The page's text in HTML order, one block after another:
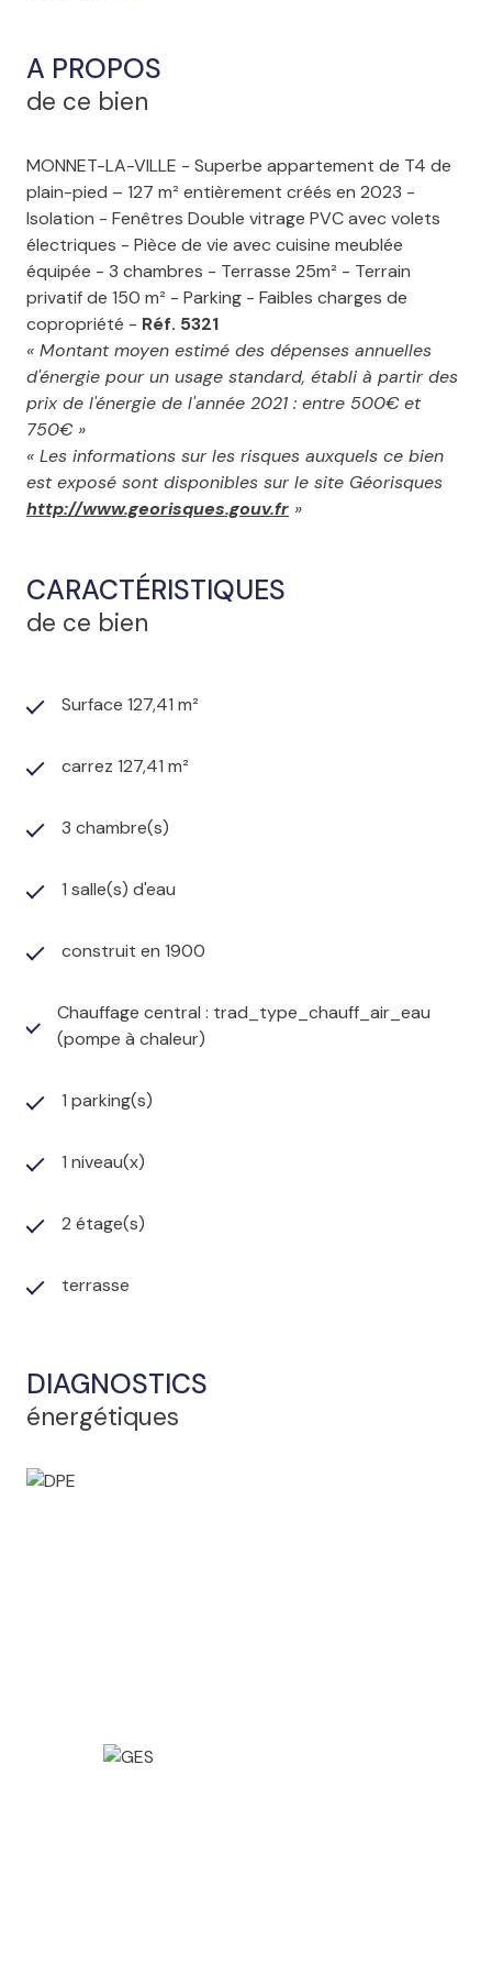
A PROPOS
de ce bien
MONNET-LA-VILLE - Superbe appartement de T4 de
plain-pied – 127 m² entièrement créés en 2023 -
Isolation - Fenêtres Double vitrage PVC avec volets
électriques - Pièce de vie avec cuisine meublée
équipée - 3 chambres - Terrasse 25m² - Terrain
privatif de 150 m² - Parking - Faibles charges de
copropriété - Réf. 5321
« Montant moyen estimé des dépenses annuelles
d'énergie pour un usage standard, établi à partir des
prix de l'énergie de l'année 2021 : entre 500€ et
750€ »
« Les informations sur les risques auxquels ce bien
est exposé sont disponibles sur le site Géorisques
http://www.georisques.gouv.fr »
CARACTÉRISTIQUES
de ce bien
Surface 127,41 m²
carrez 127,41 m²
3 chambre(s)
1 salle(s) d'eau
construit en 1900
Chauffage central : trad_type_chauff_air_eau
(pompe à chaleur)
1 parking(s)
1 niveau(x)
2 étage(s)
terrasse
DIAGNOSTICS
énergétiques